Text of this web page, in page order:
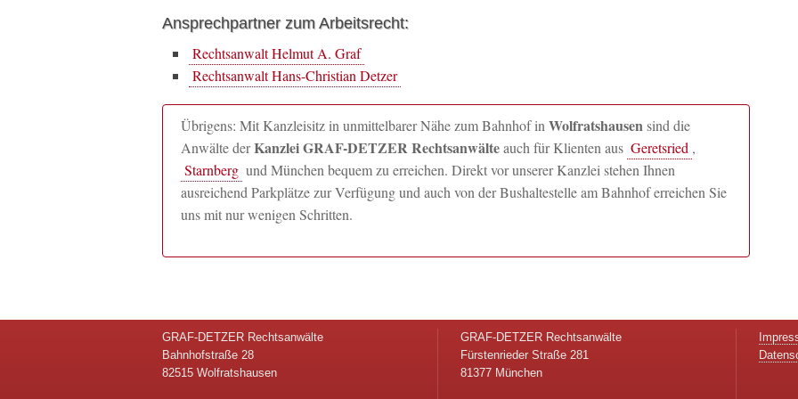
Ansprechpartner zum Arbeitsrecht:
Rechtsanwalt Helmut A. Graf
Rechtsanwalt Hans-Christian Detzer
Übrigens: Mit Kanzleisitz in unmittelbarer Nähe zum Bahnhof in Wolfratshausensind die
Anwälte derKanzlei GRAF-DETZER Rechtsanwälteauch für Klienten aus Geretsried ,
Starnberg und München bequem zu erreichen. Direkt vor unserer Kanzlei stehen Ihnen
ausreichend Parkplätze zur Verfügung und auch von der Bushaltestelle am Bahnhof erreichen Sie
uns mit nur wenigen Schritten.
GRAF-DETZER Rechtsanwälte
Bahnhofstraße 28
82515 Wolfratshausen
GRAF-DETZER Rechtsanwälte
Fürstenrieder Straße 281
81377 München